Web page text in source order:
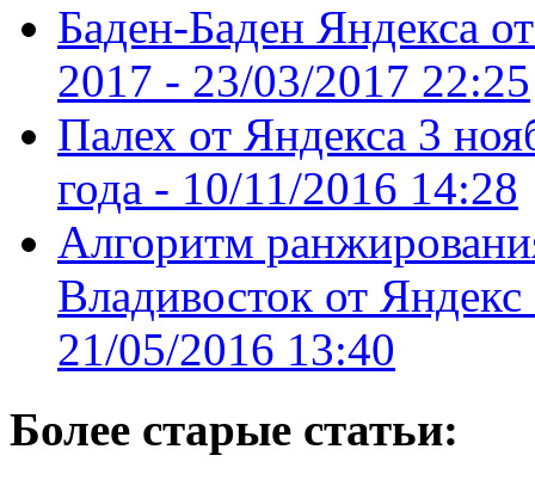
Баден-Баден Яндекса
2017 - 23/03/2017 22:25
Палех от Яндекса 3
года - 10/11/2016 14:28
Алгоритм
Владивосток от Яндекс
21/05/2016 13:40
Более старые статьи: